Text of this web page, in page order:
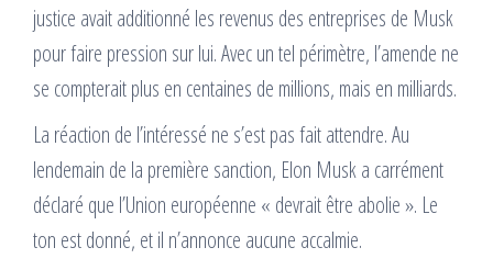
justice avait additionné les revenus des entreprises de Musk
pour faire pression sur lui. Avec un tel périmètre, l’amende ne
se compterait plus en centaines de millions, mais en milliards.
La réaction de l’intéressé ne s’est pas fait attendre. Au
lendemain de la première sanction, Elon Musk a carrément
déclaré que l’Union européenne « devrait être abolie ». Le
ton est donné, et il n’annonce aucune accalmie.